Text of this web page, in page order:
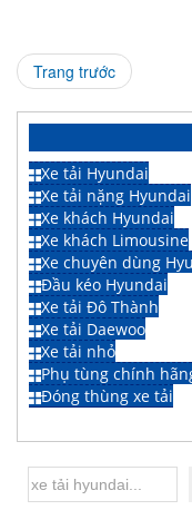
Xe tải Hyundai
Xe tải nặng Hyundai
Xe khách Hyundai
Xe khách Limousine
Xe chuyên dùng
Đầu kéo Hyundai
Xe tải Đô Thành
Xe tải Daewoo
Xe tải nhỏ
Phụ tùng chính
Đóng thùng xe tải
Trang trước